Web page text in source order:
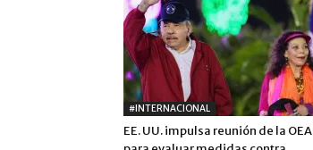
#INTERNACIONAL
EE. UU. impulsa reunión de la OEA